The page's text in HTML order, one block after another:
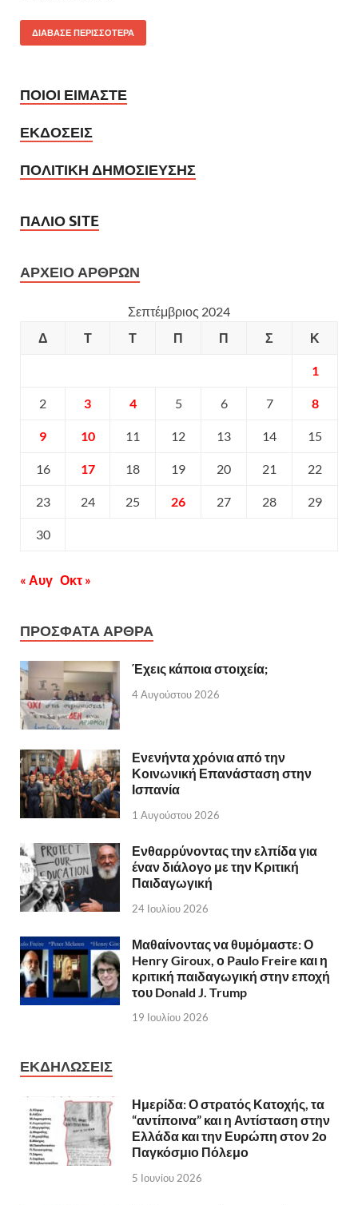
ΔΙΑΒΑΣΕ ΠΕΡΙΣΣΟΤΕΡΑ
ΠΟΙΟΙ ΕΙΜΑΣΤΕ
ΕΚΔΟΣΕΙΣ
ΠΟΛΙΤΙΚΗ ΔΗΜΟΣΙΕΥΣΗΣ
ΠΑΛΙΟ SITE
ΑΡΧΕΙΟ ΑΡΘΡΩΝ
Σεπτέμβριος 2024
Δ
Τ Τ Π Π Σ Κ
1
2 3 4 5 6 7 8
9 10 11 12 13 14 15
16 17 18 19 20 21 22
23 24 25 26 27 28 29
30
« Αυγ Οκτ »
ΠΡΟΣΦΑΤΑ ΑΡΘΡΑ
Έχεις κάποια στοιχεία;
4 Αυγούστου 2026
Ενενήντα χρόνια από την
Κοινωνική Επανάσταση στην
Ισπανία
1 Αυγούστου 2026
Ενθαρρύνοντας την ελπίδα για
έναν διάλογο με την Κριτική
Παιδαγωγική
24 Ιουλίου 2026
Μαθαίνοντας να θυμόμαστε: Ο
Henry Giroux, ο Paulo Freire και η
κριτική παιδαγωγική στην εποχή
του Donald J. Trump
19 Ιουλίου 2026
ΕΚΔΗΛΩΣΕΙΣ
Ημερίδα: Ο στρατός Κατοχής, τα
“αντίποινα” και η Αντίσταση στην
Ελλάδα και την Ευρώπη στον 2ο
Παγκόσμιο Πόλεμο
5 Ιουνίου 2026